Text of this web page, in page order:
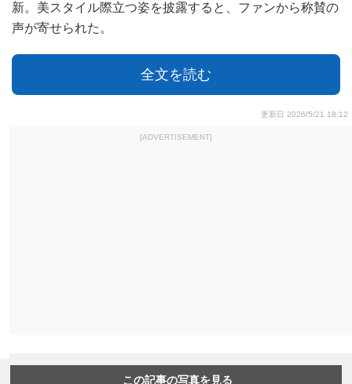
新。美スタイル際立つ姿を披露すると、ファンから称賛の
声が寄せられた。
全文を読む
更新日 2026/5/21 18:12
[ADVERTISEMENT]
この記事の写真を見る